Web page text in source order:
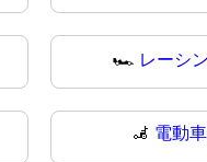
🏎 レーシ
🦼 電動